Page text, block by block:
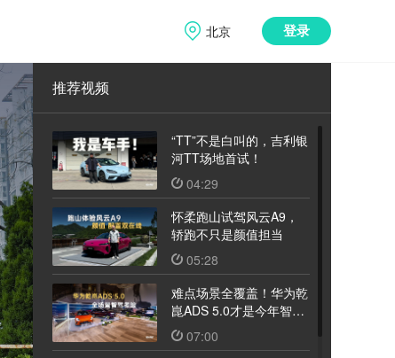
北京 登录
推荐视频
“TT”不是白叫的，吉利银
河TT场地首试！
04:29
怀柔跑山试驾风云A9，
轿跑不只是颜值担当
05:28
难点场景全覆盖！华为乾
崑ADS 5.0才是今年智驾
天花板07:00